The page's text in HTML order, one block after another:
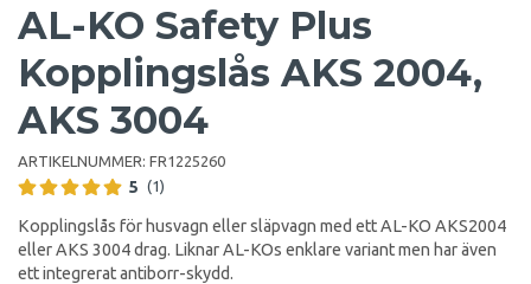
AL-KO Safety Plus
Kopplingslås AKS 2004,
AKS 3004
ARTIKELNUMMER: FR1225260
5 (1)
Kopplingslås för husvagn eller släpvagn med ett AL-KO AKS2004
eller AKS 3004 drag. Liknar AL-KOs enklare variant men har även
ett integrerat antiborr-skydd.